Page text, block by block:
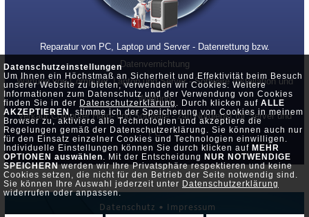
Datenschutzeinstellungen
Um Ihnen ein Höchstmaß an Sicherheit und Effektivität beim Besuch
unserer Website zu bieten, verwenden wir Cookies. Weitere
Informationen zum Datenschutz und der Verwendung von Cookies
finden Sie in der Datenschutzerklärung . Durch klicken auf ALLE
AKZEPTIEREN , stimme ich der Speicherung von Cookies in meinem
Browser zu, aktiviere alle Technologien und akzeptiere die
Regelungen gemäß der Datenschutzerklärung. Sie können auch nur
für den Einsatz einzelner Cookies und Technologien einwilligen.
Individuelle Einstellungen können Sie durch klicken auf MEHR
OPTIONEN auswählen. Mit der Entscheidung NUR NOTWENDIGE
SPEICHERNwerden wir Ihre Privatsphäre respektieren und keine
Cookies setzen, die nicht für den Betrieb der Seite notwendig sind.
Sie können Ihre Auswahl jederzeit unter Datenschutzerklärung
widerrufen oder anpassen.
Reparatur von PC, Laptop und Server - Datenrettung bzw.
Datenvernichtung
Wartung von Computer, Laptop und Server - Software Installation und
Wartung
Verkauf Computer Hard- und Software - 24h Notdienst für Server und
PC
Datenschutz • Impressum